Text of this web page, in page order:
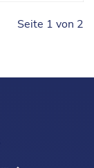
Seite 1 von 2